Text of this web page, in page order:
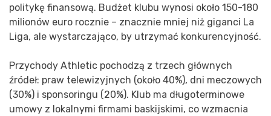
politykę finansową. Budżet klubu wynosi około 150-180
milionów euro rocznie – znacznie mniej niż giganci La
Liga, ale wystarczająco, by utrzymać konkurencyjność.
Przychody Athletic pochodzą z trzech głównych
źródeł: praw telewizyjnych (około 40%), dni meczowych
(30%) i sponsoringu (20%). Klub ma długoterminowe
umowy z lokalnymi firmami baskijskimi, co wzmacnia